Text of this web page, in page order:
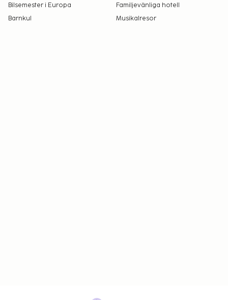
Bilsemester i Europa
Familjevänliga hotell
Barnkul
Musikalresor